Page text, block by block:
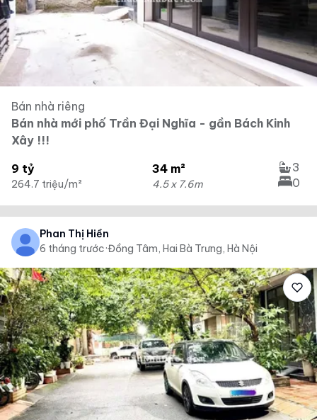
Bán nhà riêng
Bán nhà mới phố Trần Đại Nghĩa - gần Bách Kinh
Xây !!!
9 tỷ
264.7 triệu/m²
34 m²
4.5 x 7.6m
3
0
Phan Thị Hiền
6 tháng trước·Đồng Tâm, Hai Bà Trưng, Hà Nội